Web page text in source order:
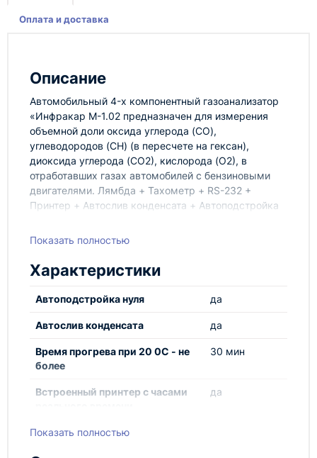
Оплата и доставка
Описание
Автомобильный 4-х компонентный газоанализатор
«Инфракар М-1.02 предназначен для измерения
объемной доли оксида углерода (СО),
углеводородов (CН) (в пересчете на гексан),
диоксида углерода (СО2), кислорода (О2), в
отработавших газах автомобилей с бензиновыми
двигателями. Лямбда + Тахометр + RS-232 +
Принтер + Автослив конденсата + Автоподстройка
Госреестре средств измерений РФ, Республики
Показать полностью
Характеристики
Автоподстройка нуля да
Автослив конденсата да
Время прогрева при 20 0С - не
более
30 мин
Встроенный принтер с часами
да
Габариты (ДхШхВ), мм
Показать полностью